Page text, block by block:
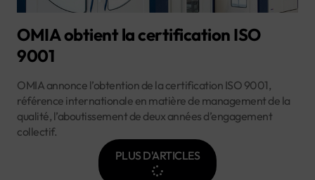
OMIA obtient la certification ISO
9001
OMIA annonce l’obtention de la certification ISO 9001,
référence internationale en matière de management de la
qualité, l’aboutissement de deux années d’engagement
collectif.
PLUS D'ARTICLES